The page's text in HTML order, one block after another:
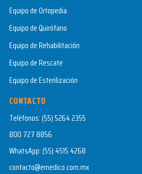
Equipo de Ortopedia
Equipo de Quirófano
Equipo de Rehabilitación
Equipo de Rescate
Equipo de Esterilización
CONTACTO
Teléfonos:(55) 5264 2355
800 727 8856
WhatsApp:(55) 4515 4268
contacto@emedico.com.mx